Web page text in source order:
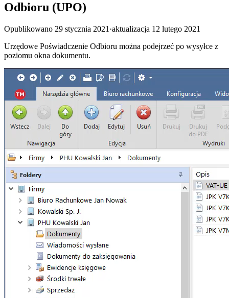
Odbioru (UPO)
Opublikowano 29 stycznia 2021 ·aktualizacja 12 lutego 2021
Urzędowe Poświadczenie Odbioru można podejrzeć po wysyłce z
poziomu okna dokumentu.